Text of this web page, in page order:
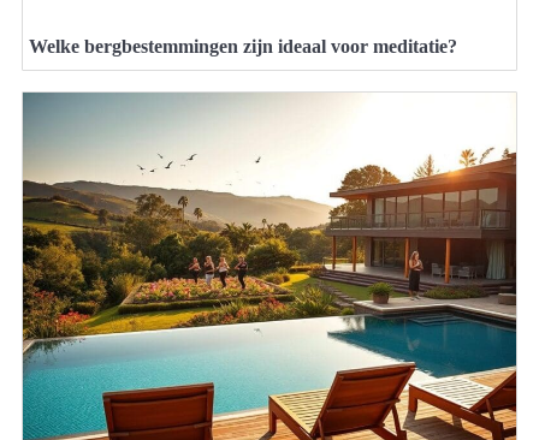
Welke bergbestemmingen zijn ideaal voor meditatie?